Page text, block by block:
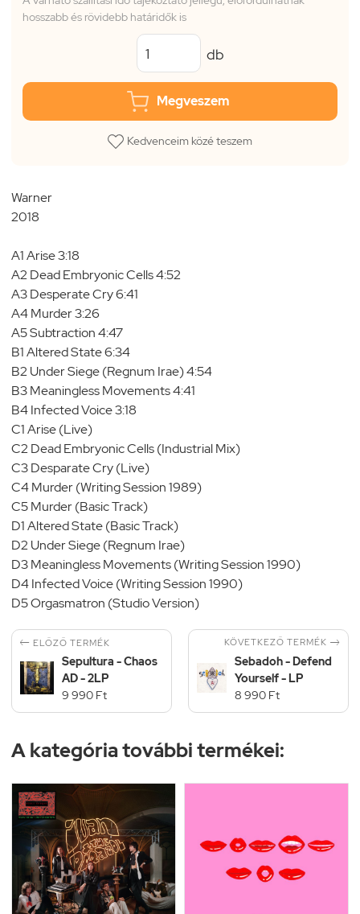
hosszabb és rövidebb határidők is
db
Megveszem
Kedvenceim közé teszem
Warner
2018
A1 Arise 3:18
A2 Dead Embryonic Cells 4:52
A3 Desperate Cry 6:41
A4 Murder 3:26
A5 Subtraction 4:47
B1 Altered State 6:34
B2 Under Siege (Regnum Irae) 4:54
B3 Meaningless Movements 4:41
B4 Infected Voice 3:18
C1 Arise (Live)
C2 Dead Embryonic Cells (Industrial Mix)
C3 Desparate Cry (Live)
C4 Murder (Writing Session 1989)
C5 Murder (Basic Track)
D1 Altered State (Basic Track)
D2 Under Siege (Regnum Irae)
D3 Meaningless Movements (Writing Session 1990)
D4 Infected Voice (Writing Session 1990)
D5 Orgasmatron (Studio Version)
 ELŐZŐ TERMÉK
Sepultura - Chaos
AD - 2LP
9 990 Ft
KÖVETKEZŐ TERMÉK 
Sebadoh - Defend
Yourself - LP
8 990 Ft
A kategória további termékei: